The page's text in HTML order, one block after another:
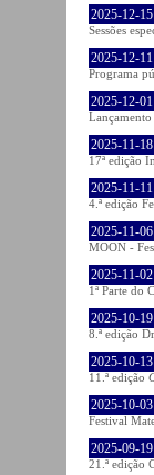
2025-12-15
Sessões
2025-12-11
Programa
2025-12-01
2025-11-18
17ª edição
2025-11-11
4.ª edição
2025-11-06
MOON -
2025-11-02
1ª Parte do
2025-10-19
8.ª edição
2025-10-13
11.ª edição
2025-10-03
Festival
2025-09-19
21.ª edição